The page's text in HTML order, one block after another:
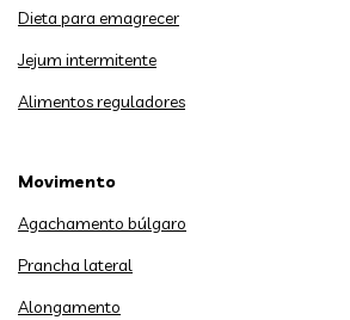
Dieta para emagrecer
Jejum intermitente
Alimentos reguladores
Movimento
Agachamento búlgaro
Prancha lateral
Alongamento